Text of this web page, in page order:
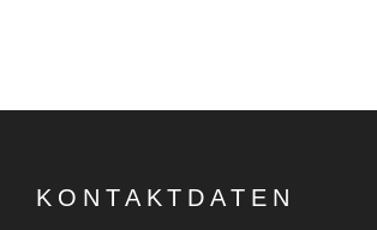
KONTAKTDATEN